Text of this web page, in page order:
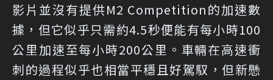
影片並沒有提供M2 Competition的加速數
據，但它似乎只需約4.5秒便能有每小時100
公里加速至每小時200公里。車輛在高速衝
刺的過程似乎也相當平穩且好駕馭，但新懸